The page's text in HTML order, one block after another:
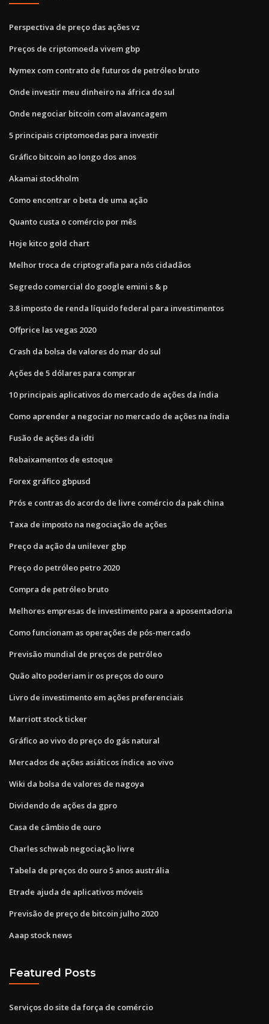
Perspectiva de preço das ações vz
Preços de criptomoeda vivem gbp
Nymex com contrato de futuros de petróleo bruto
Onde investir meu dinheiro na áfrica do sul
Onde negociar bitcoin com alavancagem
5 principais criptomoedas para investir
Gráfico bitcoin ao longo dos anos
Akamai stockholm
Como encontrar o beta de uma ação
Quanto custa o comércio por mês
Hoje kitco gold chart
Melhor troca de criptografia para nós cidadãos
Segredo comercial do google emini s & p
3.8 imposto de renda líquido federal para investimentos
Offprice las vegas 2020
Crash da bolsa de valores do mar do sul
Ações de 5 dólares para comprar
10 principais aplicativos do mercado de ações da índia
Como aprender a negociar no mercado de ações na índia
Fusão de ações da idti
Rebaixamentos de estoque
Forex gráfico gbpusd
Prós e contras do acordo de livre comércio da pak china
Taxa de imposto na negociação de ações
Preço da ação da unilever gbp
Preço do petróleo petro 2020
Compra de petróleo bruto
Melhores empresas de investimento para a aposentadoria
Como funcionam as operações de pós-mercado
Previsão mundial de preços de petróleo
Quão alto poderiam ir os preços do ouro
Livro de investimento em ações preferenciais
Marriott stock ticker
Gráfico ao vivo do preço do gás natural
Mercados de ações asiáticos índice ao vivo
Wiki da bolsa de valores de nagoya
Dividendo de ações da gpro
Casa de câmbio de ouro
Charles schwab negociação livre
Tabela de preços do ouro 5 anos austrália
Etrade ajuda de aplicativos móveis
Previsão de preço de bitcoin julho 2020
Aaap stock news
Featured Posts
Serviços do site da força de comércio